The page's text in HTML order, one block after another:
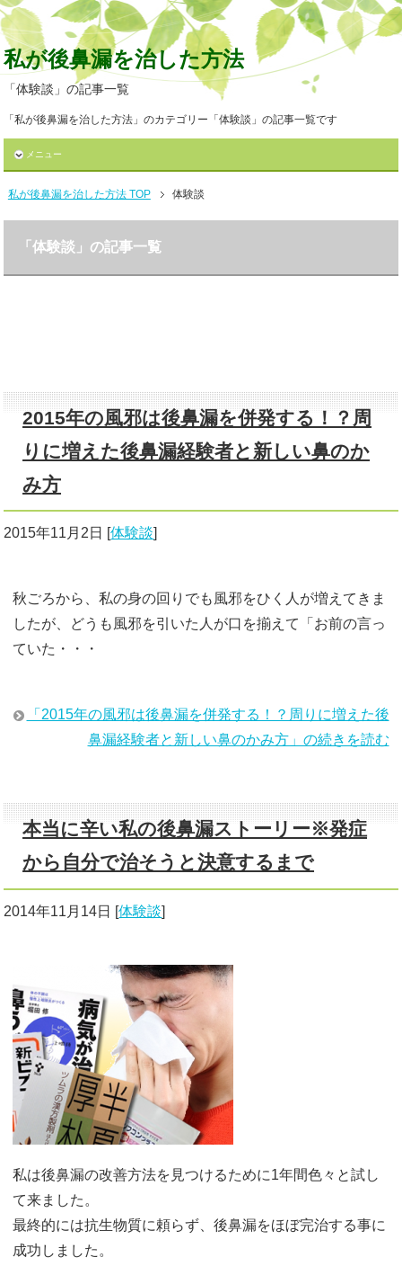
私が後鼻漏を治した方法
「体験談」の記事一覧
「私が後鼻漏を治した方法」のカテゴリー「体験談」の記事一覧です
メニュー
私が後鼻漏を治した方法 TOP 体験談
「体験談」の記事一覧
2015年の風邪は後鼻漏を併発する！？周
りに増えた後鼻漏経験者と新しい鼻のか
み方
2015年11月2日 [体験談]
秋ごろから、私の身の回りでも風邪をひく人が増えてきま
したが、どうも風邪を引いた人が口を揃えて「お前の言っ
ていた・・・
「2015年の風邪は後鼻漏を併発する！？周りに増えた後
鼻漏経験者と新しい鼻のかみ方」の続きを読む
本当に辛い私の後鼻漏ストーリー※発症
から自分で治そうと決意するまで
2014年11月14日 [体験談]
私は後鼻漏の改善方法を見つけるために1年間色々と試し
て来ました。
最終的には抗生物質に頼らず、後鼻漏をほぼ完治する事に
成功しました。